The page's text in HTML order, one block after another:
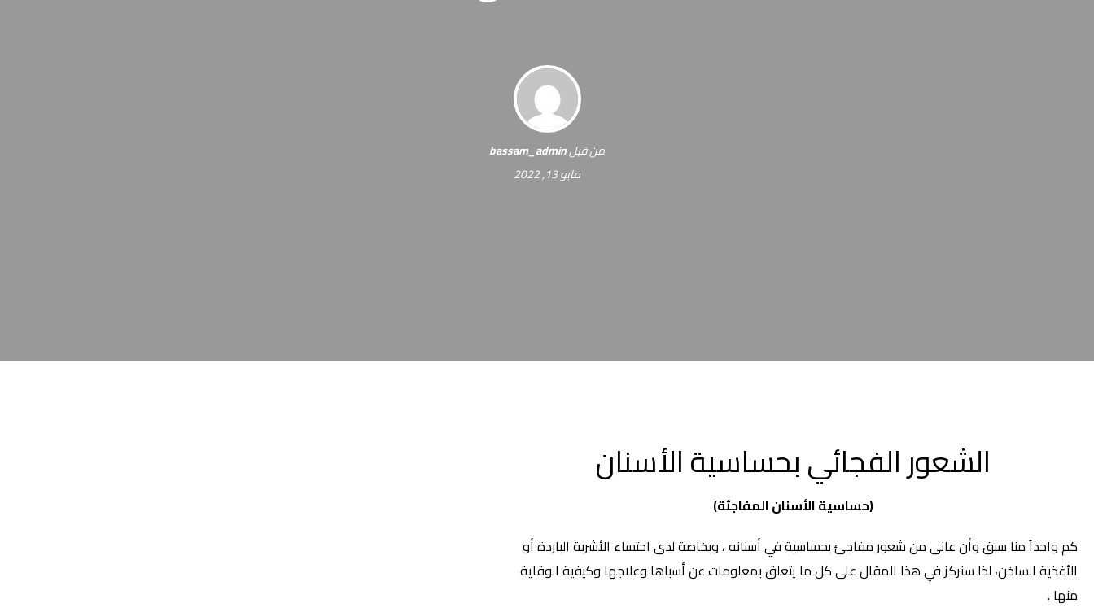
من قبلbassam_admin
مايو 13, 2022
الشعور الفجائي بحساسية الأسنان
(حساسية الأسنان المفاجئة)
كم واحداً منا سبق وأن عانى من شعور مفاجئ بحساسية في أسنانه ، وبخاصة لدى احتساء الأشربة الباردة أو
الأغذية الساخن، لذا سنركز في هذا المقال على كل ما يتعلق بمعلومات عن أسباها وعلاجها وكيفية الوقاية
منها .